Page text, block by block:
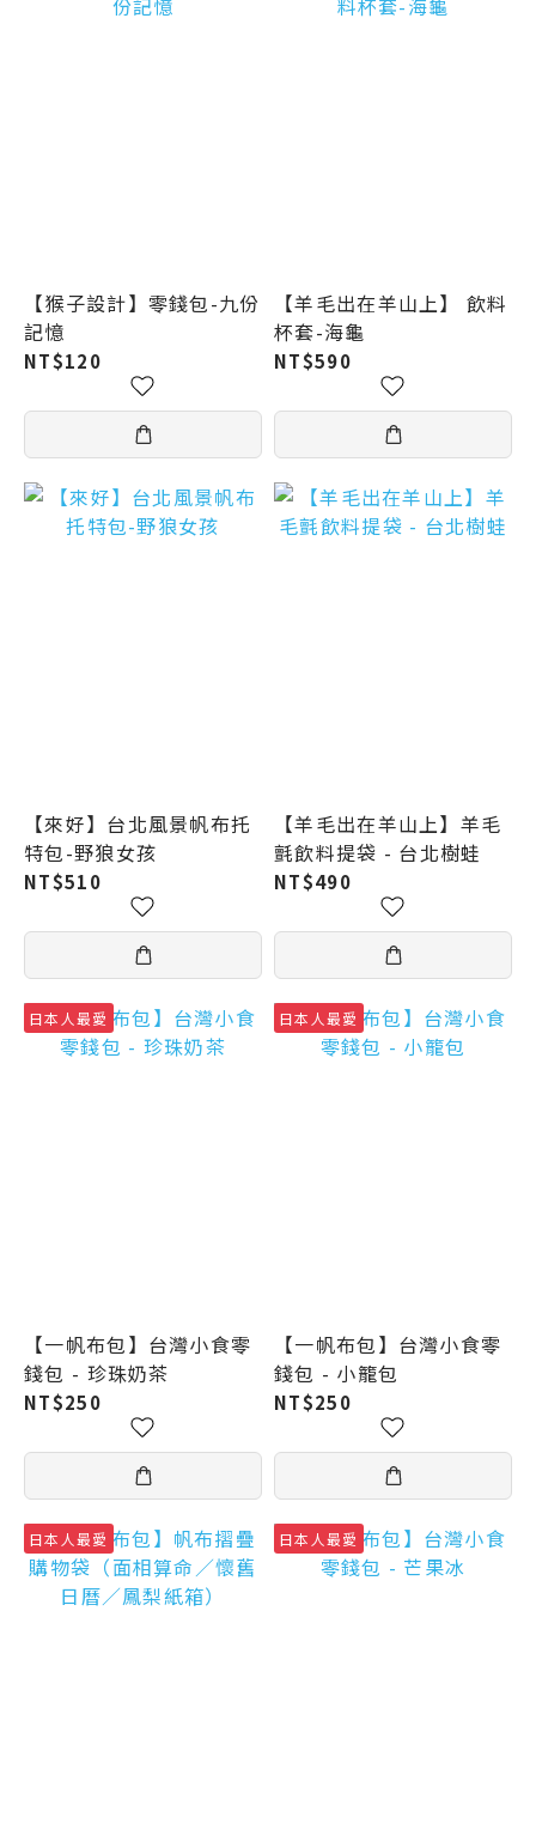
【猴子設計】零錢包-九份
記憶
NT$120
【羊毛出在羊山上】 飲料
杯套-海龜
NT$590
【來好】台北風景帆布托
特包-野狼女孩
NT$510
【羊毛出在羊山上】羊毛
氈飲料提袋 - 台北樹蛙
NT$490
日本人最愛
【一帆布包】台灣小食零
錢包 - 珍珠奶茶
NT$250
日本人最愛
【一帆布包】台灣小食零
錢包 - 小籠包
NT$250
日本人最愛 日本人最愛